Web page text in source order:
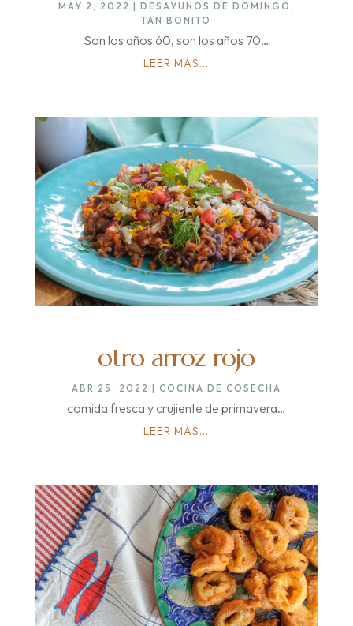
MAY 2, 2022 | DESAYUNOS DE DOMINGO ,
TAN BONITO
Son los años 60, son los años 70…
LEER MÁS...
otro arroz rojo
ABR 25, 2022 | COCINA DE COSECHA
comida fresca y crujiente de primavera…
LEER MÁS...